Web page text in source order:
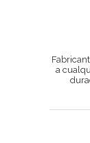
a